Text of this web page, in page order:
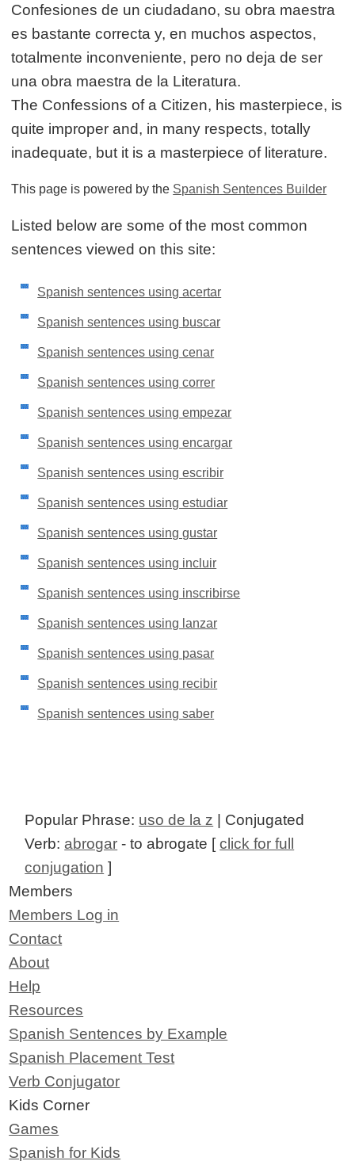
Confesiones de un ciudadano, su obra maestra
es bastante correcta y, en muchos aspectos,
totalmente inconveniente, pero no deja de ser
una obra maestra de la Literatura.
The Confessions of a Citizen, his masterpiece, is
quite improper and, in many respects, totally
inadequate, but it is a masterpiece of literature.
This page is powered by the Spanish Sentences Builder
Listed below are some of the most common
sentences viewed on this site:
Spanish sentences using acertar
Spanish sentences using buscar
Spanish sentences using cenar
Spanish sentences using correr
Spanish sentences using empezar
Spanish sentences using encargar
Spanish sentences using escribir
Spanish sentences using estudiar
Spanish sentences using gustar
Spanish sentences using incluir
Spanish sentences using inscribirse
Spanish sentences using lanzar
Spanish sentences using pasar
Spanish sentences using recibir
Spanish sentences using saber
Popular Phrase: uso de la z | Conjugated
Verb: abrogar - to abrogate [click for full
conjugation ]
Members
Members Log in
Contact
About
Help
Resources
Spanish Sentences by Example
Spanish Placement Test
Verb Conjugator
Kids Corner
Games
Spanish for Kids